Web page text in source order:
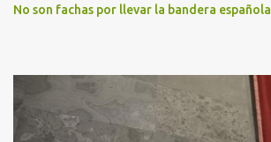
No son fachas por llevar la bandera española